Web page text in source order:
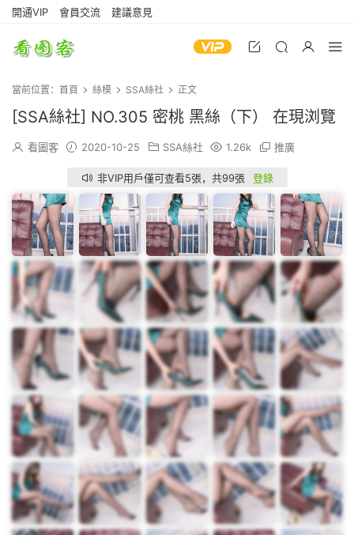
開通VIP 會員交流 建議意見
當前位置： 首頁 絲模 SSA絲社 正文
[SSA絲社] NO.305 密桃 黑絲（下） 在現浏覽
看圖客 2020-10-25 SSA絲社 1.26k 推廣
非VIP用戶僅可查看5張，共99張 登錄